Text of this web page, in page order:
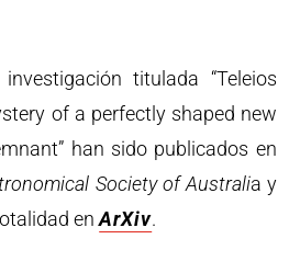
titulada “Teleios
of a perfectly shaped new
han sido publicados en
Society of Australia y
enArXiv.